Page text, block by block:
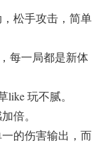
松手攻击，简单
每一局都是新体
玩不腻。
倍。
的伤害输出，而